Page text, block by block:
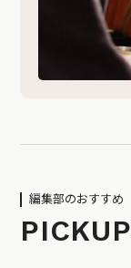
編集部のおすすめ
PICKUP